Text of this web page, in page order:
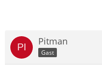
Pitman
Gast